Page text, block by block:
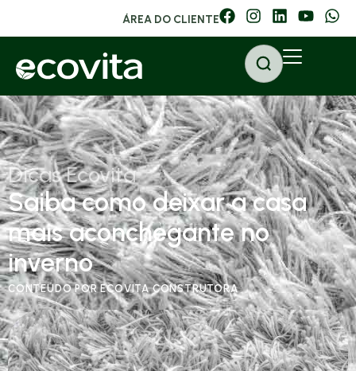
ÁREA DO CLIENTE
Dicas Ecovita
Saiba como deixar a casa
mais aconchegante no
inverno
CONTEÚDO POR ECOVITA CONSTRUTORA